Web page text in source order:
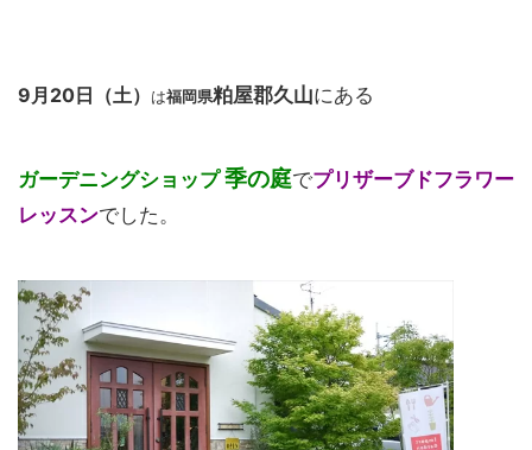
9月20日（土） は福岡県粕屋郡久山にある
ガーデニングショップ季の庭でプリザーブドフラワー
レッスンでした。